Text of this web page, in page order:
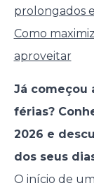
prolongados
Como
aproveitar
Já começou
férias?
2026 e
dos seus
O início de